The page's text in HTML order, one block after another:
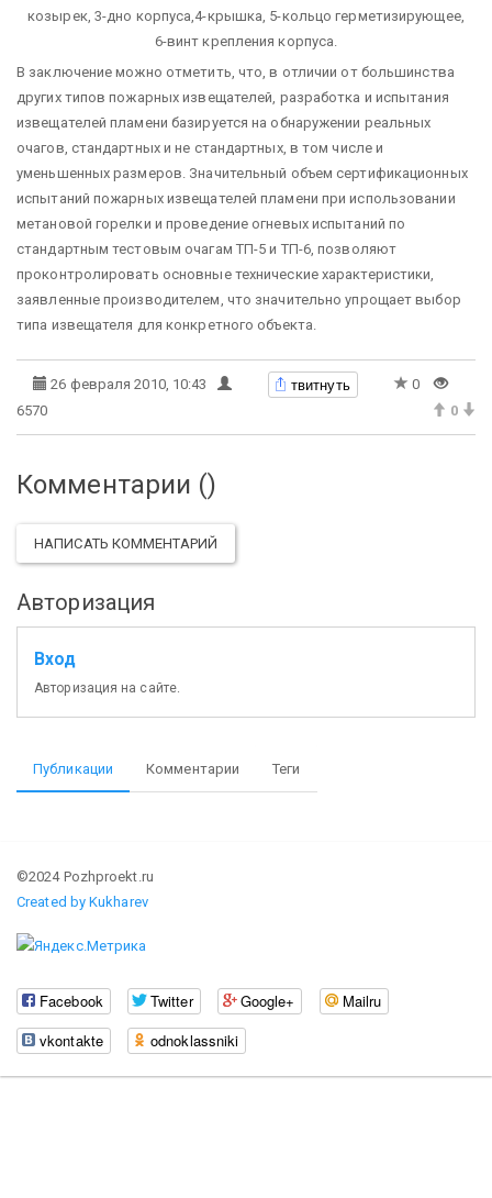
козырек, 3-дно корпуса,4-крышка, 5-кольцо герметизирующее,
6-винт крепления корпуса.
В заключение можно отметить, что, в отличии от большинства
других типов пожарных извещателей, разработка и испытания
извещателей пламени базируется на обнаружении реальных
очагов, стандартных и не стандартных, в том числе и
уменьшенных размеров. Значительный объем сертификационных
испытаний пожарных извещателей пламени при использовании
метановой горелки и проведение огневых испытаний по
стандартным тестовым очагам ТП-5 и ТП-6, позволяют
проконтролировать основные технические характеристики,
заявленные производителем, что значительно упрощает выбор
типа извещателя для конкретного объекта.
26 февраля 2010, 10:43 твитнуть
0
6570
0
Комментарии ()
НАПИСАТЬ КОММЕНТАРИЙ
Авторизация
Вход
Авторизация на сайте.
Публикации Комментарии Теги
©2024 Pozhproekt.ru
Created by Kukharev
Facebook Twitter Google+
Mailru
vkontakte
odnoklassniki